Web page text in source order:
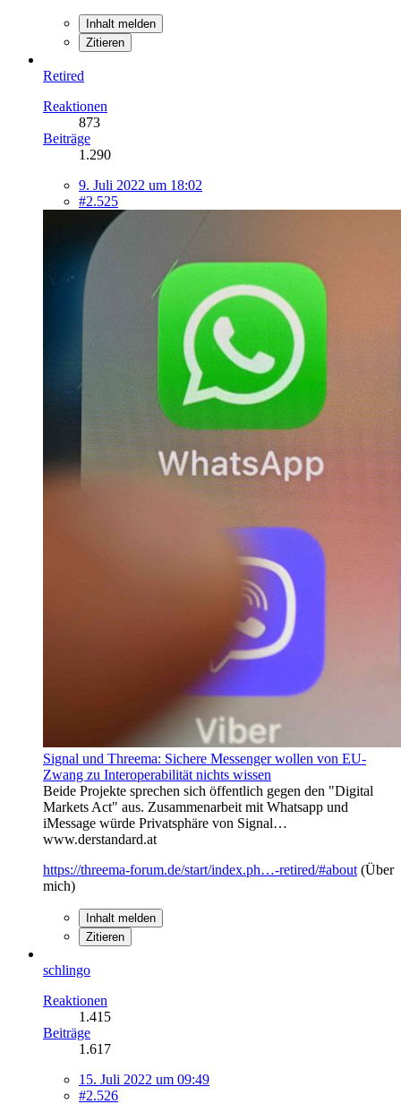
Inhalt melden
Zitieren
Retired
Reaktionen
873
Beiträge
1.290
9. Juli 2022 um 18:02
#2.525
Signal und Threema: Sichere Messenger wollen von EU-
Zwang zu Interoperabilität nichts wissen
Beide Projekte sprechen sich öffentlich gegen den "Digital
Markets Act" aus. Zusammenarbeit mit Whatsapp und
iMessage würde Privatsphäre von Signal…
www.derstandard.at
https://threema-forum.de/start/index.ph…-retired/#about (Über
mich)
Inhalt melden
Zitieren
schlingo
Reaktionen
1.415
Beiträge
1.617
15. Juli 2022 um 09:49
#2.526